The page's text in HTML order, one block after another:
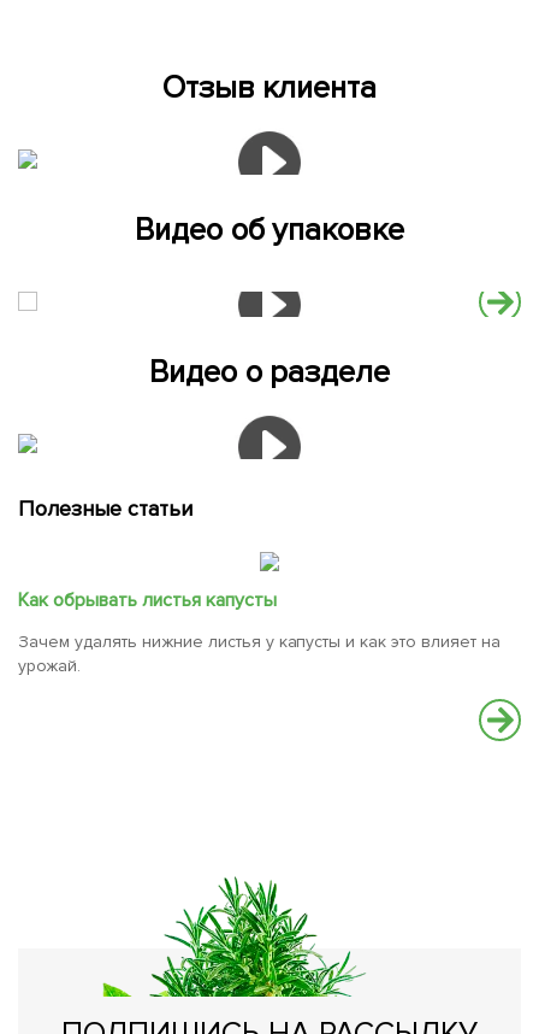
Отзыв клиента
Видео об упаковке
Видео о разделе
Полезные статьи
​Как обрывать листья капусты
​Зачем удалять нижние листья у капусты и как это влияет на
урожай.